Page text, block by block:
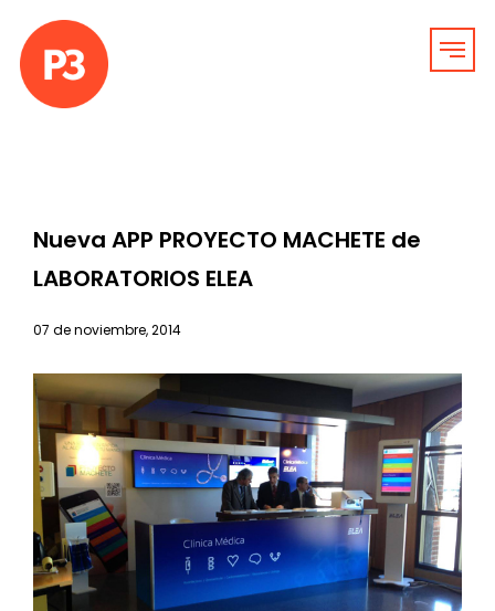
Nueva APP PROYECTO MACHETE de
LABORATORIOS ELEA
07 de noviembre, 2014